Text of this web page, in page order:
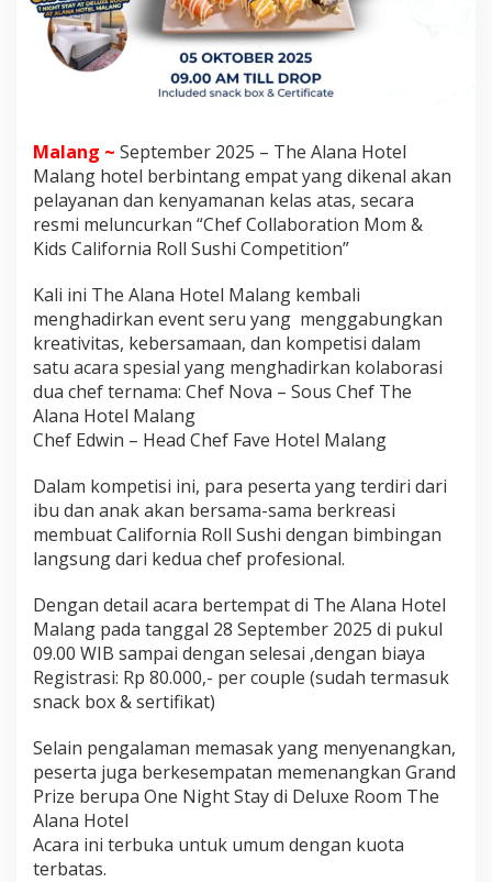
l
M
a
l
a
,
H
a
d
a
n
y
S
t
a
y
c
a
i
o
n
E
a
s
B
a
t
a
g
a
n
"
Malang ~ September 2025 – The Alana Hotel
Malang hotel berbintang empat yang dikenal akan
pelayanan dan kenyamanan kelas atas, secara
resmi meluncurkan “Chef Collaboration Mom &
Kids California Roll Sushi Competition”
Kali ini The Alana Hotel Malang kembali
menghadirkan event seru yang menggabungkan
kreativitas, kebersamaan, dan kompetisi dalam
satu acara spesial yang menghadirkan kolaborasi
dua chef ternama: Chef Nova – Sous Chef The
Alana Hotel Malang
Chef Edwin – Head Chef Fave Hotel Malang
Dalam kompetisi ini, para peserta yang terdiri dari
ibu dan anak akan bersama-sama berkreasi
membuat California Roll Sushi dengan bimbingan
langsung dari kedua chef profesional.
Dengan detail acara bertempat di The Alana Hotel
Malang pada tanggal 28 September 2025 di pukul
09.00 WIB sampai dengan selesai ,dengan biaya
Registrasi: Rp 80.000,- per couple (sudah termasuk
snack box & sertifikat)
Selain pengalaman memasak yang menyenangkan,
peserta juga berkesempatan memenangkan Grand
Prize berupa One Night Stay di Deluxe Room The
Alana Hotel
Acara ini terbuka untuk umum dengan kuota
terbatas.